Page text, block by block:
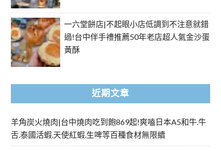
一六堂餅店|不起眼小店低調到不注意就錯
過!台中伴手禮推薦50年老店超人氣金沙蛋
黃酥
近期文章
羊角炭火燒肉|台中燒肉吃到飽869起!爽嗑日本A5和牛.牛
舌.泰國活蝦.天使紅蝦.生啤等百種食材無限續